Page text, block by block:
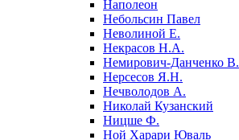
Наполеон
Небольсин Павел
Неволиной Е.
Некрасов Н.А.
Немирович-Данченко В.
Нерсесов Я.Н.
Нечволодов А.
Николай Кузанский
Ницше Ф.
Ной Харари Юваль